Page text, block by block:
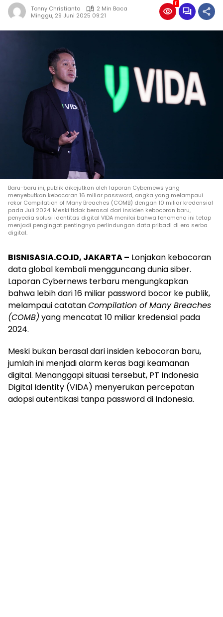
Tonny Christianto
2 Min Baca
Minggu, 29 Juni 2025 09:21
11
Baru-baru ini, publik dikejutkan oleh laporan Cybernews yang
menyebutkan kebocoran 16 miliar password, angka yang melampaui
rekor Compilation of Many Breaches (COMB) dengan 10 miliar kredensial
pada Juli 2024. Meski tidak berasal dari insiden kebocoran baru,
penyedia solusi identitas digital VIDA menilai bahwa fenomena ini tetap
menjadi pengingat pentingnya perlindungan data pribadi di era serba
digital.
BISNISASIA.CO.ID, JAKARTA – Lonjakan kebocoran
data global kembali mengguncang dunia siber.
Laporan Cybernews terbaru mengungkapkan
bahwa lebih dari 16 miliar password bocor ke publik,
melampaui catatanCompilation of Many Breaches
(COMB) yang mencatat 10 miliar kredensial pada
2024.
Meski bukan berasal dari insiden kebocoran baru,
jumlah ini menjadi alarm keras bagi keamanan
digital. Menanggapi situasi tersebut, PT Indonesia
Digital Identity (VIDA) menyerukan percepatan
adopsi autentikasi tanpa password di Indonesia.